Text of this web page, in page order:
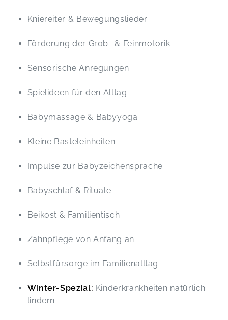
Kniereiter & Bewegungslieder
Förderung der Grob- & Feinmotorik
Sensorische Anregungen
Spielideen für den Alltag
Babymassage & Babyyoga
Kleine Basteleinheiten
Impulse zur Babyzeichensprache
Babyschlaf & Rituale
Beikost & Familientisch
Zahnpflege von Anfang an
Selbstfürsorge im Familienalltag
Winter-Spezial: Kinderkrankheiten natürlich
lindern